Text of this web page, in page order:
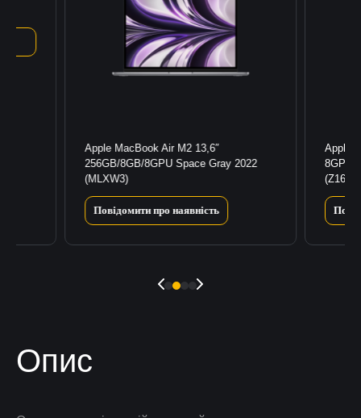
Apple MacBook Air M2 13,6″
256GB/8GB/8GPU Space Gray 2022
(MLXW3)
Повідомити про наявність
Apple
8GPU/
Опис